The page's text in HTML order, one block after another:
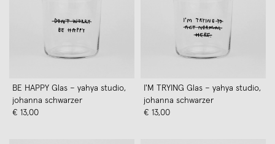
BE HAPPY Glas – yahya studio,
johanna schwarzer
€ 13,00
I'M TRYING Glas – yahya studio,
johanna schwarzer
€ 13,00